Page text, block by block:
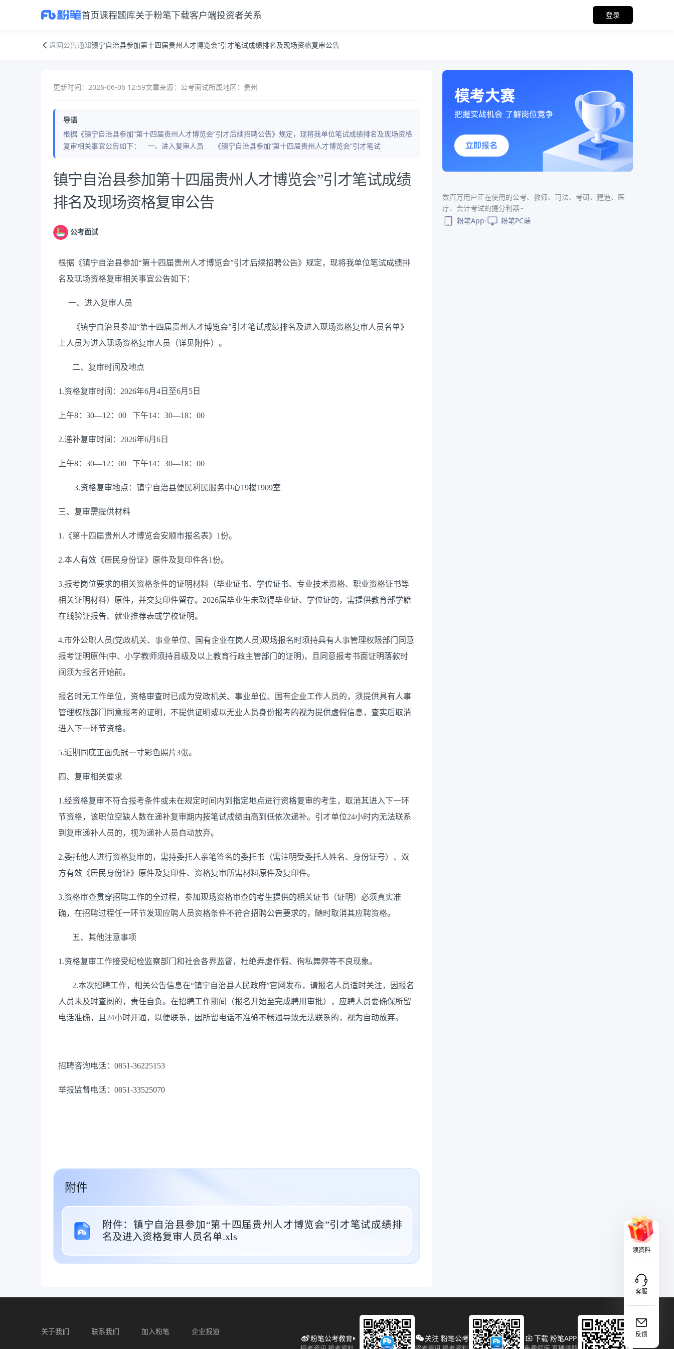
首页课程题库关于粉笔下载客户端投资者关系 登录
返回公告通知镇宁自治县参加第十四届贵州人才博览会”引才笔试成绩排名及现场资格复审公告
更新时间：2026-06-06 12:59文章来源：公考面试所属地区：贵州
导语
根据《镇宁自治县参加“第十四届贵州人才博览会”引才后续招聘公告》规定，现将我单位笔试成绩排名及现场资格
复审相关事宜公告如下： 一、进入复审人员 《镇宁自治县参加“第十四届贵州人才博览会”引才笔试
公告正文
镇宁自治县参加第十四届贵州人才博览会”引才笔试成绩
排名及现场资格复审公告
公考面试
根据《镇宁自治县参加“第十四届贵州人才博览会”引才后续招聘公告》规定，现将我单位笔试成绩排
名及现场资格复审相关事宜公告如下：
一、进入复审人员
《镇宁自治县参加“第十四届贵州人才博览会”引才笔试成绩排名及进入现场资格复审人员名单》
上人员为进入现场资格复审人员（详见附件）。
二、复审时间及地点
1.资格复审时间：2026年6月4日至6月5日
上午8：30—12：00 下午14：30—18：00
2.递补复审时间：2026年6月6日
上午8：30—12：00 下午14：30—18：00
3.资格复审地点：镇宁自治县便民利民服务中心19楼1909室
三、复审需提供材料
1.《第十四届贵州人才博览会安顺市报名表》1份。
2.本人有效《居民身份证》原件及复印件各1份。
3.报考岗位要求的相关资格条件的证明材料（毕业证书、学位证书、专业技术资格、职业资格证书等
相关证明材料）原件，并交复印件留存。2026届毕业生未取得毕业证、学位证的，需提供教育部学籍
在线验证报告、就业推荐表或学校证明。
4.市外公职人员(党政机关、事业单位、国有企业在岗人员)现场报名时须持具有人事管理权限部门同意
报考证明原件(中、小学教师须持县级及以上教育行政主管部门的证明)，且同意报考书面证明落款时
间须为报名开始前。
报名时无工作单位，资格审查时已成为党政机关、事业单位、国有企业工作人员的，须提供具有人事
管理权限部门同意报考的证明，不提供证明或以无业人员身份报考的视为提供虚假信息，查实后取消
进入下一环节资格。
5.近期同底正面免冠一寸彩色照片3张。
四、复审相关要求
1.经资格复审不符合报考条件或未在规定时间内到指定地点进行资格复审的考生，取消其进入下一环
节资格，该职位空缺人数在递补复审期内按笔试成绩由高到低依次递补。引才单位24小时内无法联系
到复审递补人员的，视为递补人员自动放弃。
2.委托他人进行资格复审的，需持委托人亲笔签名的委托书（需注明受委托人姓名、身份证号）、双
方有效《居民身份证》原件及复印件、资格复审所需材料原件及复印件。
3.资格审查贯穿招聘工作的全过程，参加现场资格审查的考生提供的相关证书（证明）必须真实准
确，在招聘过程任一环节发现应聘人员资格条件不符合招聘公告要求的，随时取消其应聘资格。
五、其他注意事项
1.资格复审工作接受纪检监察部门和社会各界监督，杜绝弄虚作假、徇私舞弊等不良现象。
2.本次招聘工作，相关公告信息在“镇宁自治县人民政府”官网发布，请报名人员适时关注，因报名
人员未及时查阅的，责任自负。在招聘工作期间（报名开始至完成聘用审批），应聘人员要确保所留
电话准确，且24小时开通，以便联系，因所留电话不准确不畅通导致无法联系的，视为自动放弃。
招聘咨询电话：0851-36225153
举报监督电话：0851-33525070
附件
附件：镇宁自治县参加“第十四届贵州人才博览会”引才笔试成绩排
名及进入资格复审人员名单.xls
数百万用户正在使用的公考、教师、司法、考研、建造、医
疗、会计考试的提分利器~
粉笔App
粉笔PC端
领资料
客服
反馈
关于我们 联系我们 加入粉笔 企业报道
粉笔公考教育 关注 粉笔公考 下载 粉笔APP